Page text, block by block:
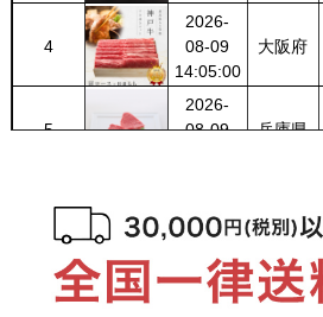
4
2026-
08-09
14:05:00
大阪府
5
2026-
08-09
兵庫県
08-09
10:06:00
兵庫県
2026-
08-08
神奈川
県